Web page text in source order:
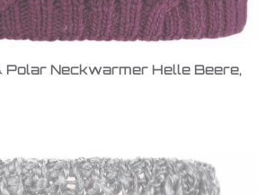
Polar Neckwarmer Helle Beere,